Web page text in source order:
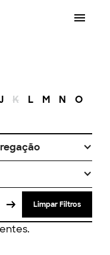
K L M N O
Limpar Filtros